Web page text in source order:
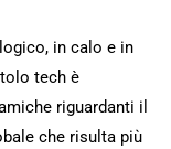
in calo e in
tech è
riguardanti il
che risulta più